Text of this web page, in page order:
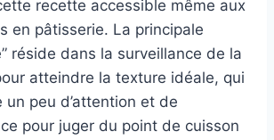
recette accessible même aux
en pâtisserie. La principale
réside dans la surveillance de la
atteindre la texture idéale, qui
un peu d’attention et de
pour juger du point de cuisson